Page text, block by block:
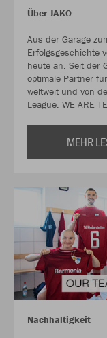
Über JAKO
Aus der Garage
Erfolgsgeschichte
heute an. Seit der
optimale Partner
weltweit und von
League. WE ARE
MEHR
Nachhaltigkeit